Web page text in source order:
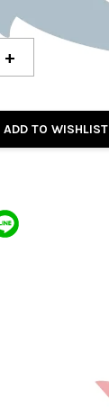
+
ADD TO WISHLIST